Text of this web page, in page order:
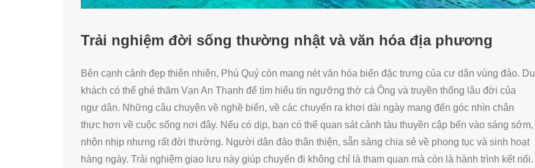
Trải nghiệm đời sống thường nhật và văn hóa địa phương
Bên cạnh cảnh đẹp thiên nhiên, Phú Quý còn mang nét văn hóa biển đặc trưng của cư dân vùng đảo. Du
khách có thể ghé thăm Vạn An Thạnh để tìm hiểu tín ngưỡng thờ cá Ông và truyền thống lâu đời của
ngư dân. Những câu chuyện về nghề biển, về các chuyến ra khơi dài ngày mang đến góc nhìn chân
thực hơn về cuộc sống nơi đây. Nếu có dịp, bạn có thể quan sát cảnh tàu thuyền cập bến vào sáng sớm,
nhộn nhịp nhưng rất đời thường. Người dân đảo thân thiện, sẵn sàng chia sẻ về phong tục và sinh hoạt
hàng ngày. Trải nghiệm giao lưu này giúp chuyến đi không chỉ là tham quan mà còn là hành trình kết nối.